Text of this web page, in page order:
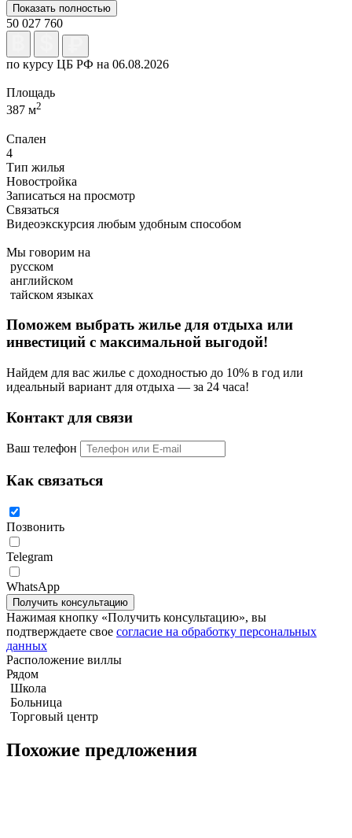
Показать полностью
50 027 760
по курсу ЦБ РФ на 06.08.2026
Площадь
387 м2
Спален
4
Тип жилья
Новостройка
Записаться на просмотр
Связаться
Видеоэкскурсия любым удобным способом
Мы говорим на
русском
английском
тайском языках
Поможем выбрать жилье для отдыха или
инвестиций с максимальной выгодой!
Найдем для вас жилье с доходностью до 10% в год или
идеальный вариант для отдыха — за 24 часа!
Контакт для связи
Ваш телефон
Как связаться
Позвонить
Telegram
WhatsApp
Нажимая кнопку «Получить консультацию», вы
подтверждаете свое согласие на обработку персональных
данных
Расположение виллы
Вилла с 4-мя спальнями 387м2 в REKHA Pattaya
Рядом
Школа
Больница
Торговый центр
Похожие предложения